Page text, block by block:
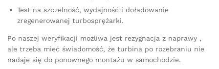
Test na szczelność, wydajność i doładowanie
zregenerowanej turbosprężarki.
Po naszej weryfikacji możliwa jest rezygnacja z naprawy ,
ale trzeba mieć świadomość, że turbina po rozebraniu nie
nadaje się do ponownego montażu w samochodzie.